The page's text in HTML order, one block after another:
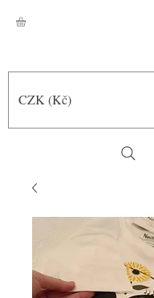
CZK (Kč)